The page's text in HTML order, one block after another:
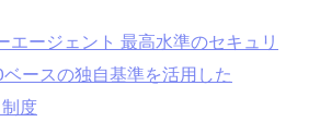
エージェント 最高水準のセキュリ
ースの独自基準を活用した
度